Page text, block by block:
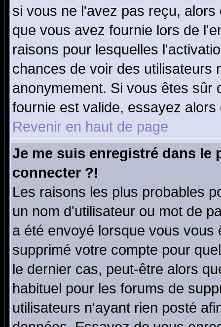
si vous ne l'avez pas reçu,
que vous avez fournie lors de
raisons pour lesquelles
chances de voir des utilisateurs
anonymement. Si vous êtes sûr
fournie est valide, essayez
Revenir en haut de page
Je me suis enregistré dans le
connecter ?!
Les raisons les plus probables
un nom d'utilisateur ou mot de
a été envoyé lorsque vous
supprimé votre compte pour
le dernier cas, peut-être alors
habituel pour les forums de
utilisateurs n'ayant rien posté